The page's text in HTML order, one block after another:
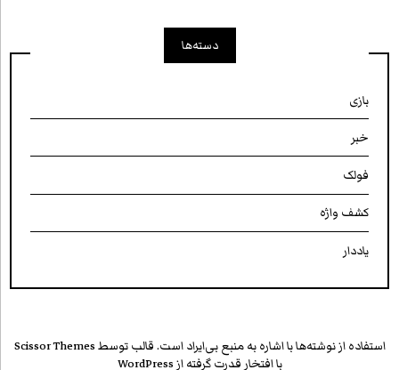
دسته‌ها
بازی
خبر
فولک
کشف واژه
یاددار
استفاده از نوشته‌ها با اشاره به منبع بی‌ایراد است. قالب توسط Scissor Themes
با افتخار قدرت گرفته از WordPress